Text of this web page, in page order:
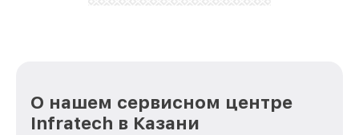
О нашем сервисном центре
Infratech в Казани